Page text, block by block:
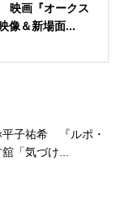
映画『オークス
像＆新場面...
平子祐希 『ルポ・
「気づけ...